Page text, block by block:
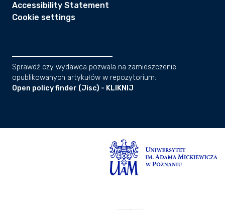
Accessibility Statement
Cookie settings
Sprawdź czy wydawca pozwala na zamieszczenie
opublikowanych artykułów w repozytorium:
Open policy finder (Jisc) - KLIKNIJ